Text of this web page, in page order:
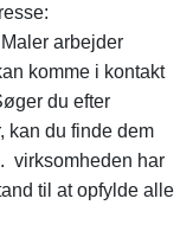
arbejder
komme i kontakt
du efter
kan du finde dem
virksomheden har
til at opfylde alle